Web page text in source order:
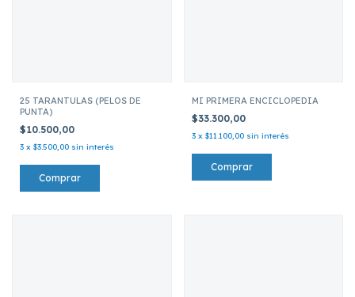
25 TARANTULAS (PELOS DE
PUNTA)
$10.500,00
3 x $3.500,00 sin interés
MI PRIMERA ENCICLOPEDIA
$33.300,00
3 x $11.100,00 sin interés